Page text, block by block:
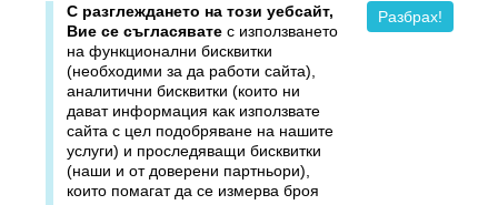
Продукти
Издателство ДОМИНО
С разглеждането на този уебсайт,
Вие се съгласявате с използването
на функционални бисквитки
(необходими за да работи сайта),
аналитични бисквитки (които ни
дават информация как използвате
сайта с цел подобряване на нашите
услуги) и проследяващи бисквитки
(наши и от доверени партньори),
които помагат да се измерва броя
Разбрах!